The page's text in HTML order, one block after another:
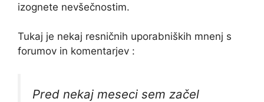
izognete nevšečnostim.
Tukaj je nekaj resničnih uporabniških mnenj s
forumov in komentarjev :
Pred nekaj meseci sem začel